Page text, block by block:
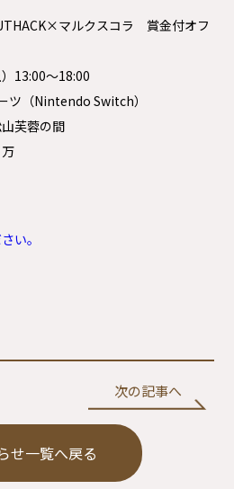
マルクスコラ 賞金付オフ
13:00〜18:00
ツ（Nintendo Switch）
芙蓉の間
い。
次の記事へ
せ一覧へ戻る